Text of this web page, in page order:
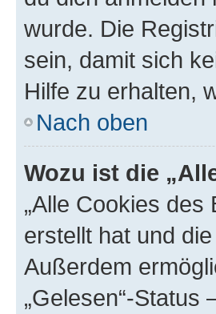
wurde. Die
sein, damit sich
Hilfe zu erhalten,
Nach oben
Wozu ist die
„Alle Cookies des
erstellt hat und
Außerdem
„Gelesen“-Status